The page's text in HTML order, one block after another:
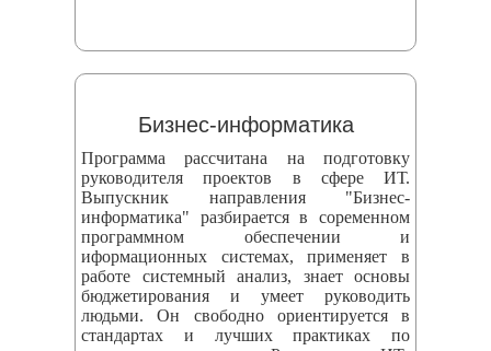
Бизнес-информатика
Программа рассчитана на подготовку
руководителя проектов в сфере ИТ.
Выпускник направления "Бизнес-
информатика" разбирается в соременном
программном обеспечении и
иформационных системах, применяет в
работе системный анализ, знает основы
бюджетирования и умеет руководить
людьми. Он свободно ориентируется в
стандартах и лучших практиках по